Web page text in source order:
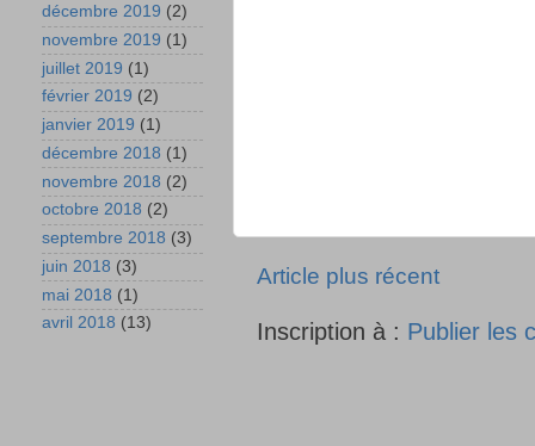
Article plus récent
Inscription à : Publier les
décembre 2019 (2)
novembre 2019 (1)
juillet 2019 (1)
février 2019 (2)
janvier 2019 (1)
décembre 2018 (1)
novembre 2018 (2)
octobre 2018 (2)
septembre 2018 (3)
juin 2018 (3)
mai 2018 (1)
avril 2018 (13)